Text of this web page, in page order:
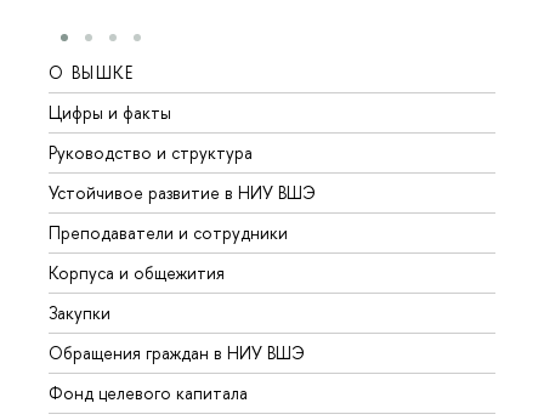
О ВЫШКЕ
Цифры и факты
Руководство и структура
Устойчивое развитие в НИУ ВШЭ
Преподаватели и сотрудники
Корпуса и общежития
Закупки
Обращения граждан в НИУ ВШЭ
Фонд целевого капитала